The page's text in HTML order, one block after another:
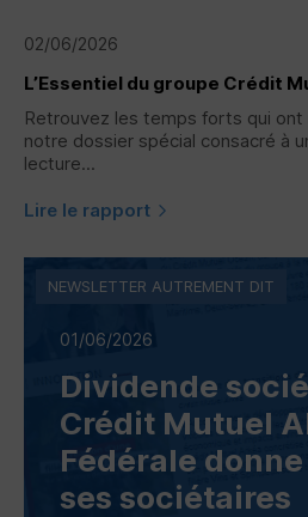
02/06/2026
L’Essentiel du groupe Crédit
Retrouvez les temps forts qui ont
notre dossier spécial consacré à
lecture...
Lire le rapport
01/06/2026
Dividende
Crédit Mutuel
Fédérale
ses sociétaires
NEWSLETTER AUTREMENT DIT